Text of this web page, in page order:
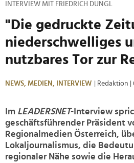
INTERVIEW MIT FRIEDRICH DUNGL
"Die gedruckte
niederschwelliges
nutzbares Tor zur
NEWS, MEDIEN, INTERVIEW | Redaktion
Im LEADERSNET-Interview
geschäftsführender Präsident
Regionalmedien Österreich,
Lokaljournalismus, die
regionaler Nähe sowie die